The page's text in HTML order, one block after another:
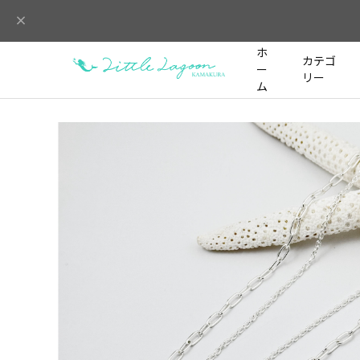
ホ
ー
ム
カテゴ
リー